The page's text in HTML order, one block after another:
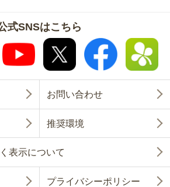
式SNSはこちら
お問い合わせ
推奨環境
表示について
プライバシーポリシー